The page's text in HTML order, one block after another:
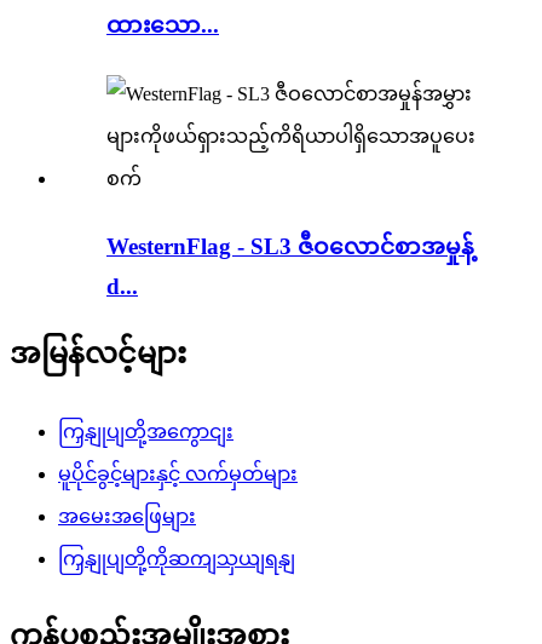
ထားသော...
WesternFlag - SL3 ဇီဝလောင်စာအမှုန့်
d...
အမြန်လင့်များ
ကြှနျုပျတို့အကွောငျး
မူပိုင်ခွင့်များနှင့် လက်မှတ်များ
အမေးအဖြေများ
ကြှနျုပျတို့ကိုဆကျသှယျရနျ
ကုန်ပစ္စည်းအမျိုးအစား